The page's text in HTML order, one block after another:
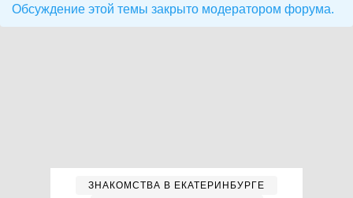
Обсуждение этой темы закрыто модератором форума.
ЗНАКОМСТВА В ЕКАТЕРИНБУРГЕ